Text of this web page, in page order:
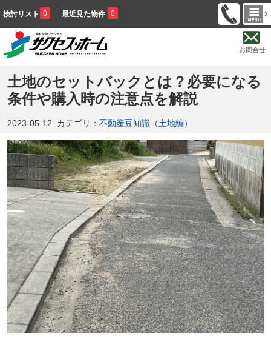
検討リスト 0 最近見た物件 0
お問合せ
土地のセットバックとは？必要になる
条件や購入時の注意点を解説
2023-05-12 カテゴリ： 不動産豆知識（土地編）